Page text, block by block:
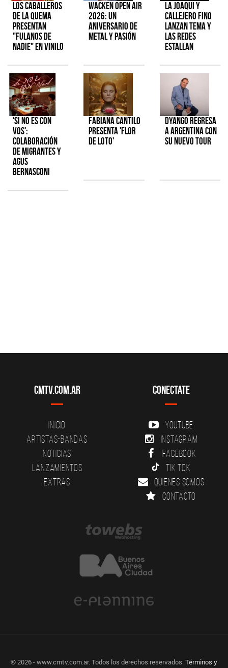
Los Caballeros
de la Quema
presentan
"Fulanos de
Nadie" en vinilo
Wacken Open Air
2026: Un
aniversario de
metal y pasión
La Joaqui y
Callejero Fino
lanzan tema y
las redes
estallan
'Si No Es Con
Vos':
colaboración
de Migrantes y
Agus
Bernasconi
Fabiana Cantilo
presenta 'Flor
de Loto'
Dyango regresa
a Argentina con
su nuevo tour
CMTV.com.ar
Inicio
Artistas-Bandas
Noticias
Lanzamientos
Extras
Conectate
YouTube
Instagram
Facebook
Tik Tok
Quienes somos
Contacto
® 2026 - www.cmtv.com.ar. Todos los derechos reservados.Términos y